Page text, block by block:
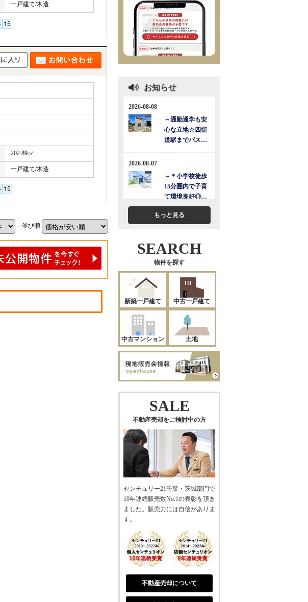
一戸建て/木造
202.89㎡
一戸建て/木造
並び順
お知らせ
もっと見る
SEARCH
物件を探す
新築一戸建て 中古一戸建て
中古マンション 土地
SALE
不動産売却をご検討中の方
センチュリー21千葉・茨城部門で
10年連続販売数No.1の表彰を頂き
ました。販売力には自信がありま
す。
不動産売却について